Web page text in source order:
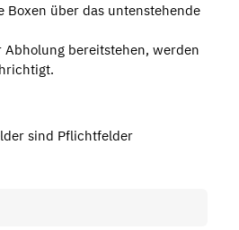
Boxen über das untenstehende
Abholung bereitstehen, werden
sind Pflichtfelder